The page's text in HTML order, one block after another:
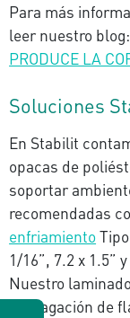
Para más
leer nuestro blog:
PRODUCE LA
Soluciones
En Stabilit
opacas de
soportar
recomendadas
enfriamiento
1/16”, 7.2 x 1.5”
Nuestro
propagación de